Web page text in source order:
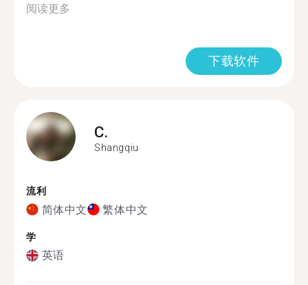
阅读更多
下载软件
C.
Shangqiu
流利
简体中文 繁体中文
学
英语